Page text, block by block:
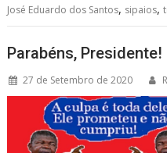
José Eduardo dos Santos, sipaios,
Parabéns, Presidente!
27 de Setembro de 2020